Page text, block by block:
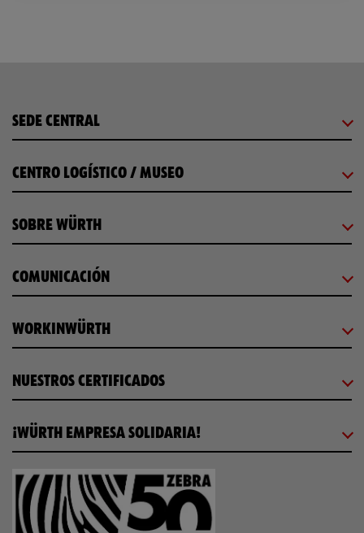
SEDE CENTRAL
CENTRO LOGÍSTICO / MUSEO
SOBRE WÜRTH
COMUNICACIÓN
WORKINWÜRTH
NUESTROS CERTIFICADOS
¡WÜRTH EMPRESA SOLIDARIA!